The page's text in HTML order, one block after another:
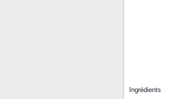
Ingrédients